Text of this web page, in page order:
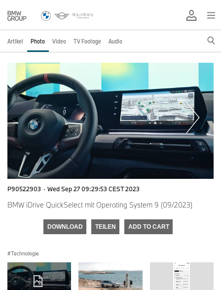
Artikel Photo Video TV Footage Audio
P90522903 · Wed Sep 27 09:29:53 CEST 2023
BMW iDrive QuickSelect mit Operating System 9 (09/2023)
DOWNLOAD TEILEN ADD TO CART
Technologie